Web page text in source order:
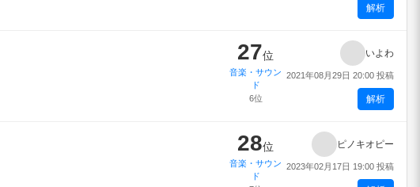
解析
27位
音楽・サウン
ド
6位
いよわ
2021年08月29日 20:00 投稿
解析
28位
音楽・サウン
ド
ピノキオピー
2023年02月17日 19:00 投稿